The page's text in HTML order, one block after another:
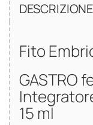
DESCRIZIONE
Fito
GASTRO
15 ml